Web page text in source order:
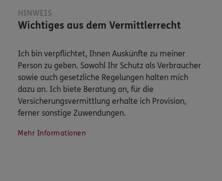
HINWEIS
Wichtiges aus dem Vermittlerrecht
Ich bin verpflichtet, Ihnen Auskünfte zu meiner
Person zu geben. Sowohl Ihr Schutz als Verbraucher
sowie auch gesetzliche Regelungen halten mich
dazu an. Ich biete Beratung an, für die
Versicherungsvermittlung erhalte ich Provision,
ferner sonstige Zuwendungen.
Mehr Informationen